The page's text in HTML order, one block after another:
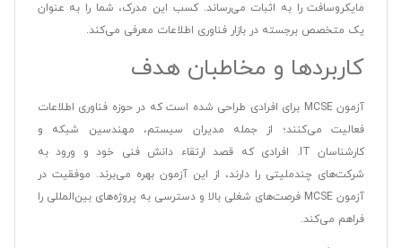
مایکروسافت را به اثبات می‌رساند. کسب این مدرک، شما را به عنوان
یک متخصص برجسته در بازار فناوری اطلاعات معرفی می‌کند.
کاربردها و مخاطبان هدف
آزمون MCSE برای افرادی طراحی شده است که در حوزه فناوری اطلاعات
فعالیت می‌کنند؛ از جمله مدیران سیستم، مهندسین شبکه و
کارشناسان IT. افرادی که قصد ارتقاء دانش فنی خود و ورود به
شرکت‌های چندملیتی را دارند، از این آزمون بهره می‌برند. موفقیت در
آزمون MCSE فرصت‌های شغلی بالا و دسترسی به پروژه‌های بین‌المللی را
فراهم می‌کند.